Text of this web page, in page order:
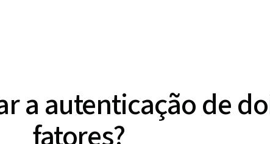
a autenticação de